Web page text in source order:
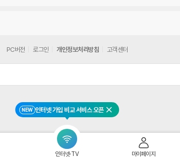
NEW 인터넷 가입 비교 서비스 오픈 닫기
인터넷·TV 마이페이지
PC버전 로그인 개인정보처리방침 고객센터